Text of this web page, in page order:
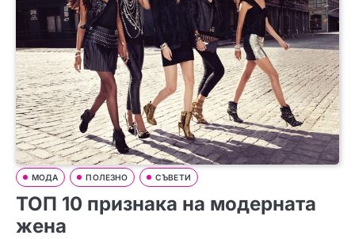
МОДА ПОЛЕЗНО СЪВЕТИ
ТОП 10 признака на модерната
жена